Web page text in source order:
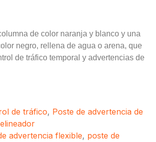
de color naranja y blanco y una
negro, rellena de agua o arena, que
de tráfico temporal y advertencias de
de tráfico, Poste de advertencia de
advertencia flexible, poste de